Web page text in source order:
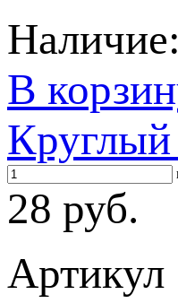
Наличие:
В
28 руб.
Артикул